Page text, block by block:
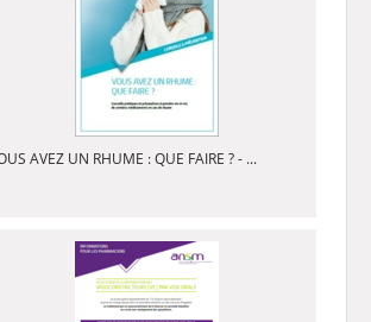
AVEZ UN RHUME : QUE FAIRE ? - ...